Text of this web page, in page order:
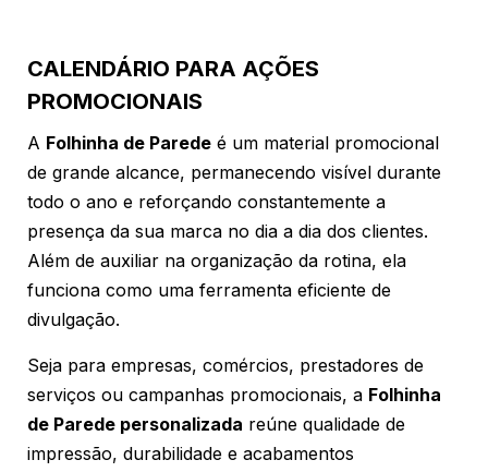
CALENDÁRIO PARA AÇÕES
PROMOCIONAIS
A Folhinha de Parede é um material promocional
de grande alcance, permanecendo visível durante
todo o ano e reforçando constantemente a
presença da sua marca no dia a dia dos clientes.
Além de auxiliar na organização da rotina, ela
funciona como uma ferramenta eficiente de
divulgação.
Seja para empresas, comércios, prestadores de
serviços ou campanhas promocionais, a Folhinha
de Parede personalizada reúne qualidade de
impressão, durabilidade e acabamentos